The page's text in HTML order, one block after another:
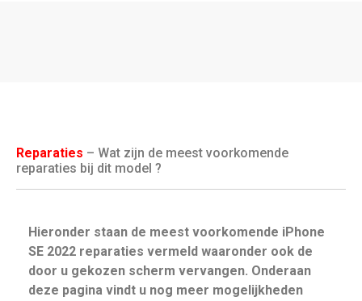
Reparaties – Wat zijn de meest voorkomende
reparaties bij dit model ?
Hieronder staan de meest voorkomende iPhone
SE 2022 reparaties vermeld waaronder ook de
door u gekozen scherm vervangen. Onderaan
deze pagina vindt u nog meer mogelijkheden